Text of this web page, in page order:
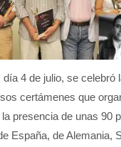
4 de julio, se celebró
certámenes que
presencia de unas 90
España, de Alemania,